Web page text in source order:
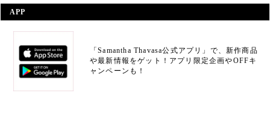
APP
「Samantha Thavasa公式アプリ」で、新作商品
や最新情報をゲット！アプリ限定企画やOFFキ
ャンペーンも！